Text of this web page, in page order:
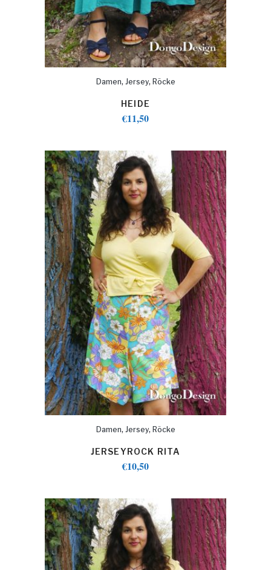
Damen, Jersey, Röcke
HEIDE
€11,50
Damen, Jersey, Röcke
JERSEYROCK RITA
€10,50